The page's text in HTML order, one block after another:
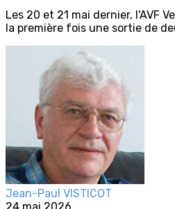
Les 20 et 21 mai dernier, l'AVF
la première fois une sortie de
Jean-Paul VISTICOT